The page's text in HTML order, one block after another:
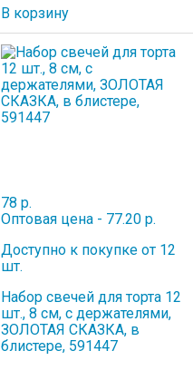
В корзину
78 р.
Оптовая цена - 77.20 р.
Доступно к покупке от 12
шт.
Набор свечей для торта 12
шт., 8 см, с держателями,
ЗОЛОТАЯ СКАЗКА, в
блистере, 591447